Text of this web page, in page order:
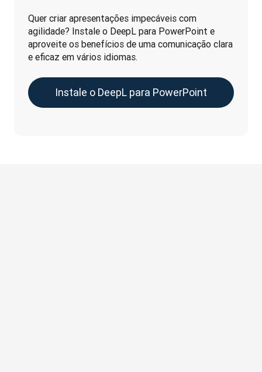
Quer criar apresentações impecáveis com
agilidade? Instale o DeepL para PowerPoint e
aproveite os benefícios de uma comunicação clara
e eficaz em vários idiomas.
Instale o DeepL para PowerPoint